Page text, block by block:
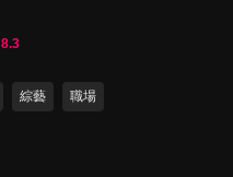
8.3
綜藝 職場